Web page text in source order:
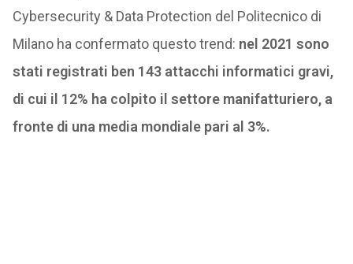
Cybersecurity & Data Protection del Politecnico di
Milano ha confermato questo trend: nel 2021 sono
stati registrati ben 143 attacchi informatici gravi,
di cui il 12% ha colpito il settore manifatturiero, a
fronte di una media mondiale pari al 3%.